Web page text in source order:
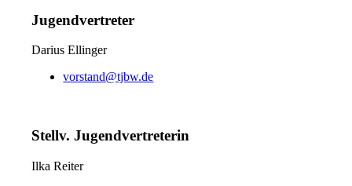
Jugendvertreter
Darius Ellinger
vorstand@tjbw.de
Stellv. Jugendvertreterin
Ilka Reiter